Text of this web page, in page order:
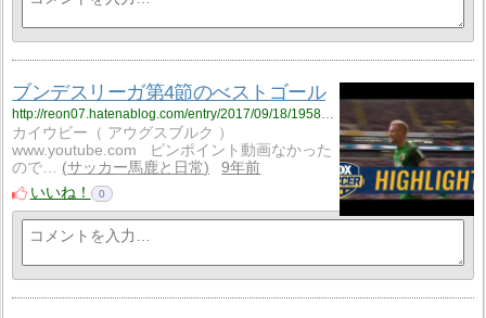
ブンデスリーガ第4節のべストゴール
http://reon07.hatenablog.com/entry/2017/09/18/195850
カイウビー（ アウグスブルク ）
www.youtube.com ピンポイント動画なかった
ので…
サッカー馬鹿と日常
9年前
いいね！
0